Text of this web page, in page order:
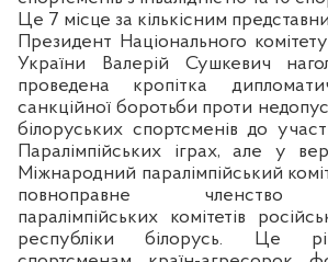
Це 7 місце за кількісним
Президент Національного комітету
України Валерій Сушкевич
проведена кропітка
санкційної боротьби проти
білоруських спортсменів до
Паралімпійських іграх, але у
Міжнародний паралімпійський
повноправне членство
паралімпійських комітетів
республіки білорусь. Це